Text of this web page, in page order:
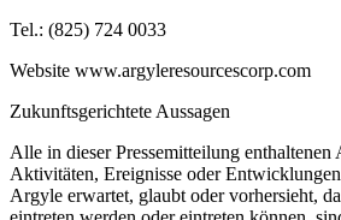
Tel.: (825) 724 0033
Website www.argyleresourcescorp.com
Zukunftsgerichtete Aussagen
Alle in dieser Pressemitteilung enthaltenen
Aktivitäten, Ereignisse oder
Argyle erwartet, glaubt oder vorhersieht,